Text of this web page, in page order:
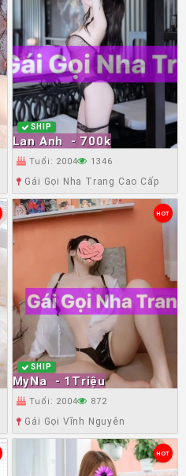
Lan Anh - 700k
SHIP
Tuổi: 2004 1346
Gái Gọi Nha Trang Cao Cấp
MyNa - 1Triệu
HOT
SHIP
Tuổi: 2004 872
Gái Gọi Vĩnh Nguyên
HOT